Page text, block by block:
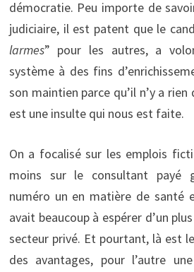
démocratie. Peu importe de
judiciaire, il est patent que le
larmes” pour les autres, a
système à des fins
son maintien parce qu’il n’y a
est une insulte qui nous est faite.
On a focalisé sur les emplois
moins sur le consultant payé
numéro un en matière de santé
avait beaucoup à espérer d’un
secteur privé. Et pourtant, là est
des avantages, pour l’autre